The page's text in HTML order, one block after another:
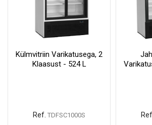
Külmvitriin Varikatusega, 2
Klaasust - 524 L
Ref. TDFSC1000S
Ref.